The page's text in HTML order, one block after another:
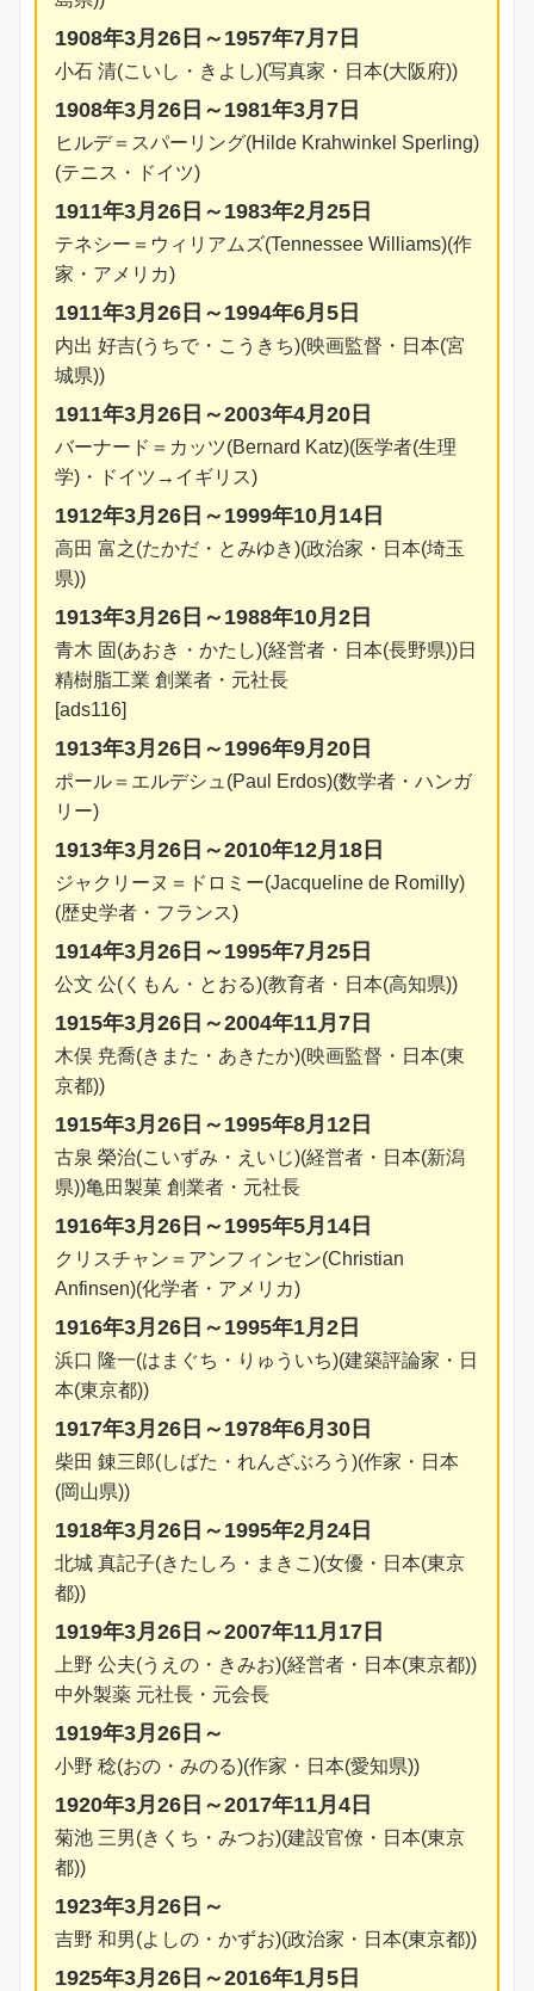
1908年3月26日～1957年7月7日
小石 清(こいし・きよし)(写真家・日本(大阪府))
1908年3月26日～1981年3月7日
ヒルデ＝スパーリング(Hilde Krahwinkel Sperling)
(テニス・ドイツ)
1911年3月26日～1983年2月25日
テネシー＝ウィリアムズ(Tennessee Williams)(作
家・アメリカ)
1911年3月26日～1994年6月5日
内出 好吉(うちで・こうきち)(映画監督・日本(宮
城県))
1911年3月26日～2003年4月20日
バーナード＝カッツ(Bernard Katz)(医学者(生理
学)・ドイツ→イギリス)
1912年3月26日～1999年10月14日
高田 富之(たかだ・とみゆき)(政治家・日本(埼玉
県))
1913年3月26日～1988年10月2日
青木 固(あおき・かたし)(経営者・日本(長野県))日
精樹脂工業 創業者・元社長
[ads116]
1913年3月26日～1996年9月20日
ポール＝エルデシュ(Paul Erdos)(数学者・ハンガ
リー)
1913年3月26日～2010年12月18日
ジャクリーヌ＝ドロミー(Jacqueline de Romilly)
(歴史学者・フランス)
1914年3月26日～1995年7月25日
公文 公(くもん・とおる)(教育者・日本(高知県))
1915年3月26日～2004年11月7日
木俣 尭喬(きまた・あきたか)(映画監督・日本(東
京都))
1915年3月26日～1995年8月12日
古泉 榮治(こいずみ・えいじ)(経営者・日本(新潟
県))亀田製菓 創業者・元社長
1916年3月26日～1995年5月14日
クリスチャン＝アンフィンセン(Christian
Anfinsen)(化学者・アメリカ)
1916年3月26日～1995年1月2日
浜口 隆一(はまぐち・りゅういち)(建築評論家・日
本(東京都))
1917年3月26日～1978年6月30日
柴田 錬三郎(しばた・れんざぶろう)(作家・日本
(岡山県))
1918年3月26日～1995年2月24日
北城 真記子(きたしろ・まきこ)(女優・日本(東京
都))
1919年3月26日～2007年11月17日
上野 公夫(うえの・きみお)(経営者・日本(東京都))
中外製薬 元社長・元会長
1919年3月26日～
小野 稔(おの・みのる)(作家・日本(愛知県))
1920年3月26日～2017年11月4日
菊池 三男(きくち・みつお)(建設官僚・日本(東京
都))
1923年3月26日～
吉野 和男(よしの・かずお)(政治家・日本(東京都))
1925年3月26日～2016年1月5日